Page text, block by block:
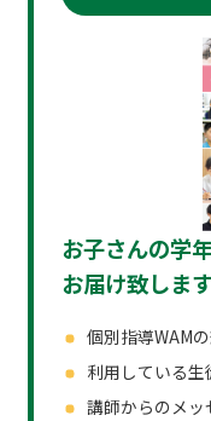
お子さんの学
お届け致します
個別指導WAM
利用している
講師からのメッ